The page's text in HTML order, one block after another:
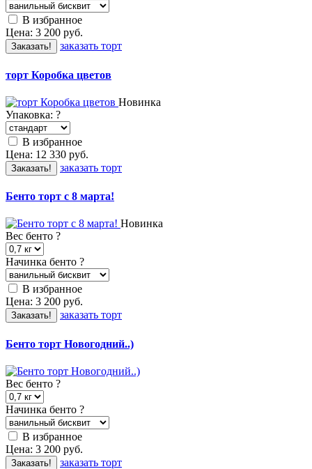
В избранное
Цена: 3 200 руб.
Заказать! заказать торт
торт Коробка цветов
Новинка
Упаковка: ?
В избранное
Цена: 12 330 руб.
Заказать! заказать торт
Бенто торт с 8 марта!
Новинка
Вес бенто ?
Начинка бенто ?
В избранное
Цена: 3 200 руб.
Заказать! заказать торт
Бенто торт Новогодний..)
Вес бенто ?
Начинка бенто ?
В избранное
Цена: 3 200 руб.
Заказать! заказать торт